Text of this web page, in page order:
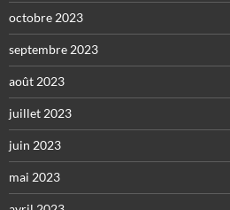
octobre 2023
septembre 2023
août 2023
juillet 2023
juin 2023
mai 2023